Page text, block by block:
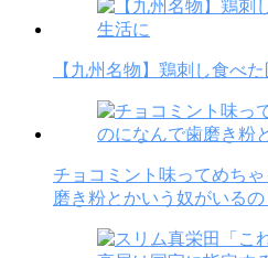
【九州名物】鶏刺し食べ
チョコミント味ってめち
磨き粉とかいう奴がいるの